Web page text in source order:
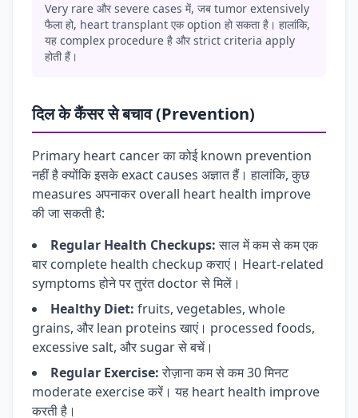
Very rare और severe cases में, जब tumor extensively
फैला हो, heart transplant एक option हो सकता है। हालांकि,
यह complex procedure है और strict criteria apply
होती हैं।
दिल के कैंसर से बचाव (Prevention)
Primary heart cancer का कोई known prevention
नहीं है क्योंकि इसके exact causes अज्ञात हैं। हालांकि, कुछ
measures अपनाकर overall heart health improve
की जा सकती है:
Regular Health Checkups:साल में कम से कम एक
बार complete health checkup कराएं। Heart-related
symptoms होने पर तुरंत doctor से मिलें।
Healthy Diet: fruits, vegetables, whole
grains, और lean proteins खाएं। processed foods,
excessive salt, और sugar से बचें।
Regular Exercise:रोज़ाना कम से कम 30 मिनट
moderate exercise करें। यह heart health improve
करती है।